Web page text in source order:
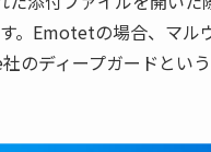
。 Emotetの場合、マル
社のディープガードという